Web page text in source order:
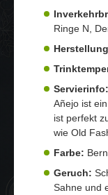
Ringe N,
Servierinfo:
Añejo ist
ist perfekt
wie Old
Farbe:
Geruch:
Sahne und